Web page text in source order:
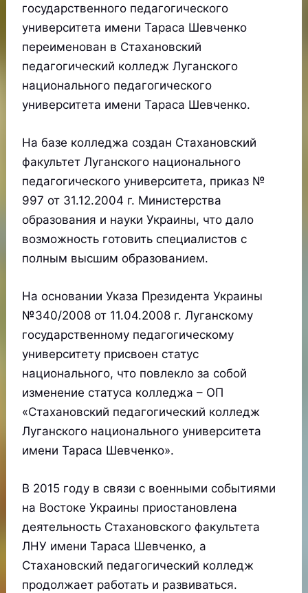
государственного педагогического
университета имени Тараса Шевченко
переименован в Стахановский
педагогический колледж Луганского
национального педагогического
университета имени Тараса Шевченко.
На базе колледжа создан Стахановский
факультет Луганского национального
педагогического университета, приказ №
997 от 31.12.2004 г. Министерства
образования и науки Украины, что дало
возможность готовить специалистов с
полным высшим образованием.
На основании Указа Президента Украины
№340/2008 от 11.04.2008 г. Луганскому
государственному педагогическому
университету присвоен статус
национального, что повлекло за собой
изменение статуса колледжа – ОП
«Стахановский педагогический колледж
Луганского национального университета
имени Тараса Шевченко».
В 2015 году в связи с военными событиями
на Востоке Украины приостановлена
деятельность Стахановского факультета
ЛНУ имени Тараса Шевченко, а
Стахановский педагогический колледж
продолжает работать и развиваться.